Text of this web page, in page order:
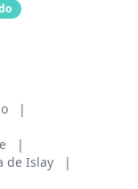
|
|
de Islay
|